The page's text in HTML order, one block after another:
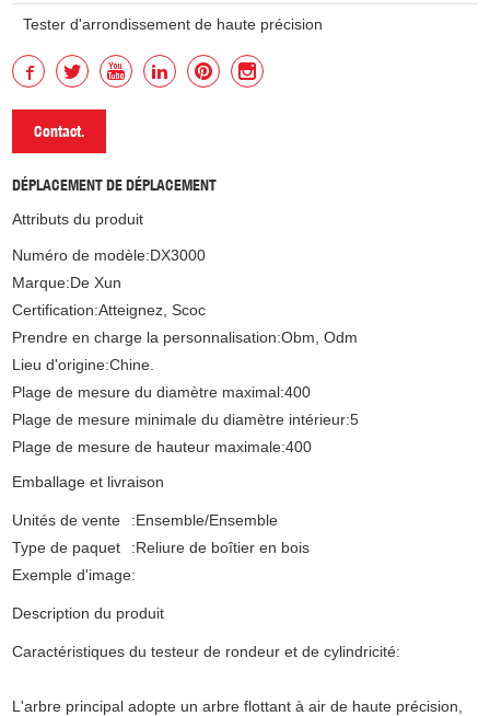
Tester d'arrondissement de haute précision
Contact.
DÉPLACEMENT DE DÉPLACEMENT
Attributs du produit
Numéro de modèle:DX3000
Marque:De Xun
Certification:Atteignez, Scoc
Prendre en charge la personnalisation:Obm, Odm
Lieu d'origine:Chine.
Plage de mesure du diamètre maximal:400
Plage de mesure minimale du diamètre intérieur:5
Plage de mesure de hauteur maximale:400
Emballage et livraison
Unités de vente :Ensemble/Ensemble
Type de paquet
:Reliure de boîtier en bois
Exemple d'image:
Description du produit
Caractéristiques du testeur de rondeur et de cylindricité:
L'arbre principal adopte un arbre flottant à air de haute précision,